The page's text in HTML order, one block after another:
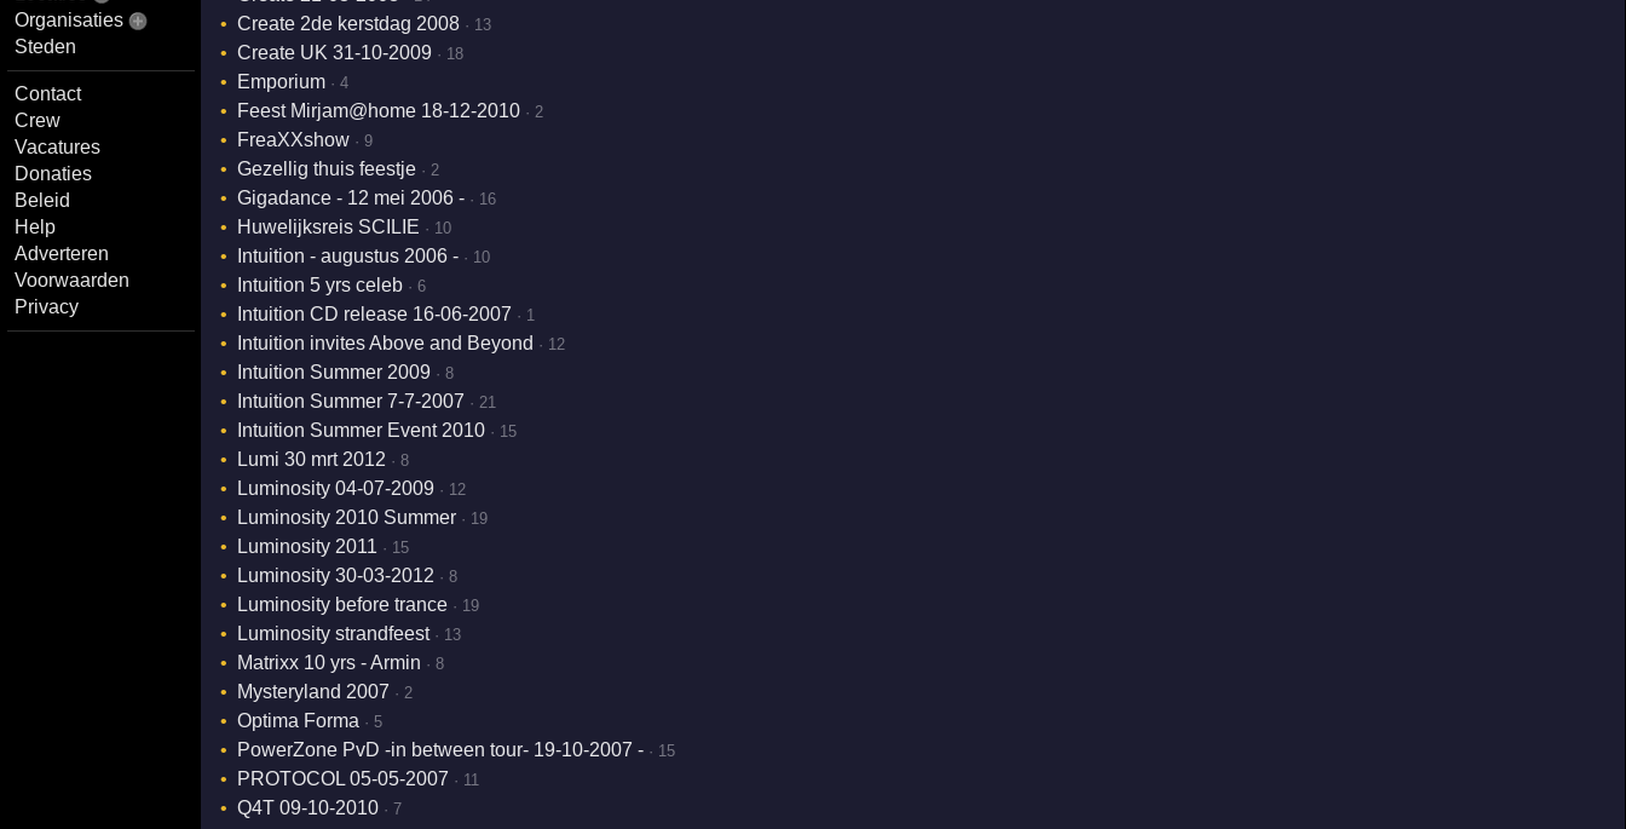
Organisaties
Steden
Contact
Crew
Vacatures
Donaties
Beleid
Help
Adverteren
Voorwaarden
Privacy
Create 2de kerstdag 2008 · 13
Create UK 31-10-2009 · 18
Emporium · 4
Feest Mirjam@home 18-12-2010 · 2
FreaXXshow · 9
Gezellig thuis feestje · 2
Gigadance - 12 mei 2006 - · 16
Huwelijksreis SCILIE · 10
Intuition - augustus 2006 - · 10
Intuition 5 yrs celeb · 6
Intuition CD release 16-06-2007 · 1
Intuition invites Above and Beyond · 12
Intuition Summer 2009 · 8
Intuition Summer 7-7-2007 · 21
Intuition Summer Event 2010 · 15
Lumi 30 mrt 2012 · 8
Luminosity 04-07-2009 · 12
Luminosity 2010 Summer · 19
Luminosity 2011 · 15
Luminosity 30-03-2012 · 8
Luminosity before trance · 19
Luminosity strandfeest · 13
Matrixx 10 yrs - Armin · 8
Mysteryland 2007 · 2
Optima Forma · 5
PowerZone PvD -in between tour- 19-10-2007 - · 15
PROTOCOL 05-05-2007 · 11
Q4T 09-10-2010 · 7